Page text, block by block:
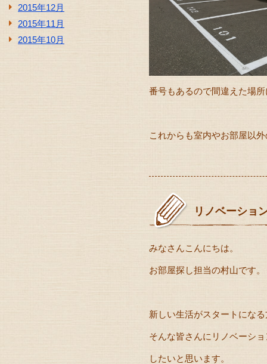
2015年12月
2015年11月
2015年10月
番号もあるので間違えた場
これからも室内やお部屋以
リノベーショ
みなさんこんにちは。
お部屋探し担当の村山です。
新しい生活がスタートにな
そんな皆さんにリノベーシ
したいと思います。